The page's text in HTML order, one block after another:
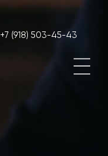
+7 (918) 503-45-43